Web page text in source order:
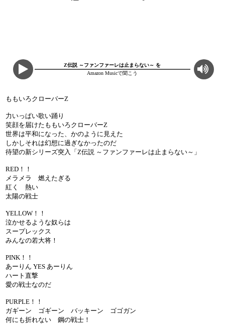
Z伝説 ～ファンファーレは止まらない～ を
Amazon Musicで聞こう
ももいろクローバーZ
力いっぱい歌い踊り
笑顔を届けたももいろクローバーZ
世界は平和になった、かのように見えた
しかしそれは幻想に過ぎなかったのだ
待望の新シリーズ突入「Z伝説 ～ファンファーレは止まらない～」
RED！！
メラメラ 燃えたぎる
紅く 熱い
太陽の戦士
YELLOW！！
泣かせるような奴らは
スープレックス
みんなの若大将！
PINK！！
あーりん YES あーりん
ハート直撃
愛の戦士なのだ
PURPLE！！
ガギーン ゴギーン バッキーン ゴゴガン
何にも折れない 鋼の戦士！